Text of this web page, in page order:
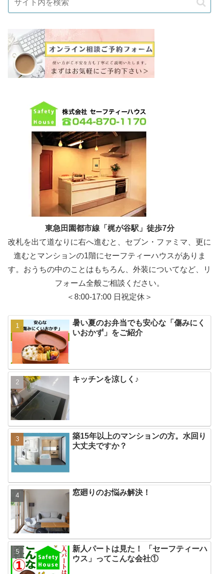
東急田園都市線「梶が谷駅」徒歩7分
改札を出て道なりに右へ進むと、セブン・ファミマ、更に
進むとマンションの1階にセーフティーハウスがありま
す。おうちの中のことはもちろん、外装についてなど、リ
フォーム全般ご相談ください。
＜8:00-17:00 日祝定休＞
暑い夏のお弁当でも安心な「傷みにく
いおかず」をご紹介
キッチンを涼しく♪
築15年以上のマンションの方。水回り
大丈夫ですか？
窓廻りのお悩み解決！
新人パートは見た！ 「セーフティーハ
ウス」ってこんな会社①